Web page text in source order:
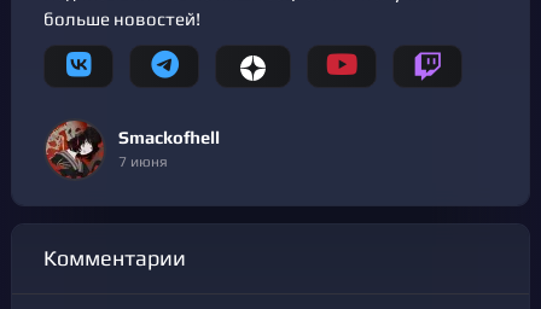
больше новостей!
Smackofhell
7 июня
Комментарии